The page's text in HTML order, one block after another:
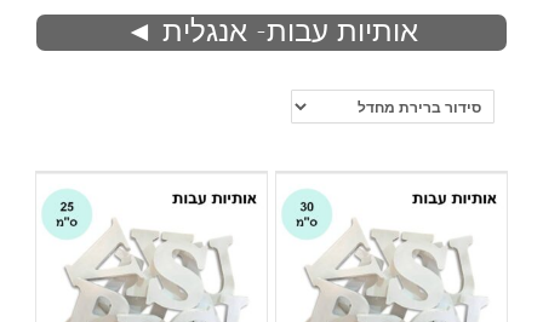
אותיות עבות- אנגלית ◄